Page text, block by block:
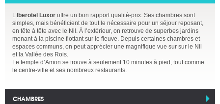
L’ Iberotel Luxor offre un bon rapport qualité-prix. Ses chambres sont
simples, mais bénéficient de tout le nécessaire pour un séjour reposant,
en tête à tête avec le Nil. À l’extérieur, on retrouve de superbes jardins
menant à la piscine flottant sur le fleuve. Depuis certaines chambres et
espaces communs, on peut apprécier une magnifique vue sur sur le Nil
et la Vallée des Rois.
Le temple d’Amon se trouve à seulement 10 minutes à pied, tout comme
le centre-ville et ses nombreux restaurants.
CHAMBRES